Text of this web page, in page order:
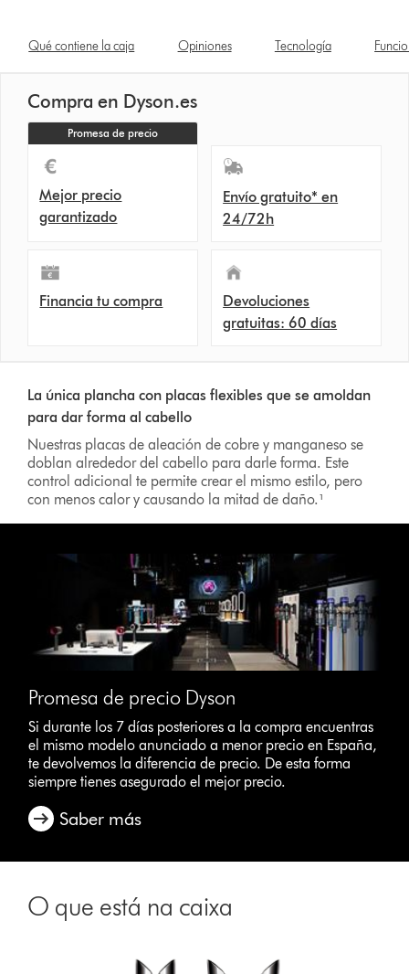
Qué contiene la caja Opiniones Tecnología
Compra en Dyson.es
Promesa de precio
Mejor precio
garantizado
Envío gratuito* en
24/72h
Financia tu compra
Devoluciones
gratuitas: 60 días
La única plancha con placas flexibles que se amoldan
para dar forma al cabello
Nuestras placas de aleación de cobre y manganeso se
doblan alrededor del cabello para darle forma. Este
control adicional te permite crear el mismo estilo, pero
con menos calor y causando la mitad de daño.¹
Promesa de precio Dyson
Si durante los 7 días posteriores a la compra encuentras
el mismo modelo anunciado a menor precio en España,
te devolvemos la diferencia de precio. De esta forma
siempre tienes asegurado el mejor precio.
Saber más
O que está na caixa